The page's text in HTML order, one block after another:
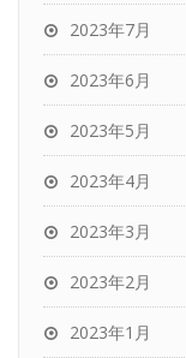
2023年7月
2023年6月
2023年5月
2023年4月
2023年3月
2023年2月
2023年1月